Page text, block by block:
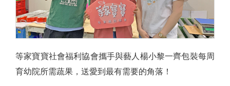
等家寶寶社會福利協會攜手與藝人楊小黎一齊包裝每周
育幼院所需蔬果，送愛到最有需要的角落！